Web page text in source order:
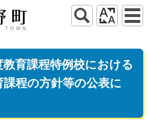
育課程特例校における
課程の方針等の公表に